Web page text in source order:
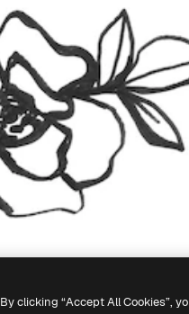
By clicking “Accept All Cookies”,